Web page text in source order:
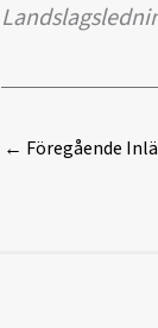
← Föregående